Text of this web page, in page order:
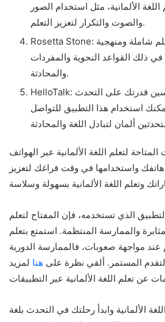
الألمانية، مثل استخدام الصور
والصوت والتكرار لتعزيز التعلم.
Rosetta Stone: يقدم هذا التطبيق تجربة تعلم شاملة ومنهجية
في ذلك القواعد النحوية والمفردات
والمحادثة.
HelloTalk: إذا كنت ترغب في تحسين قدرتك على التحدث
استخدام هذا التطبيق للتواصل
لتعلم اللغة الألمانية عبر الهواتف
هاتفك واستخدامها في وقت فراغك لتعزيز
الذي تستخدمه، فإن المفتاح لتعلم
والممارسة المنتظمة. استمتع بتعلم
عند مواجهة صعوبات، فالممارسة الدورية
المستمر. ألقي نظرة على هنا لمزيد
الألمانية وابدأ رحلتك في التحدث بلغة